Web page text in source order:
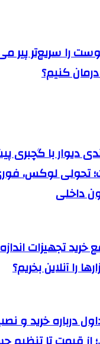
را سریع‌تر پیر
کنیم؟
دیوار با گچبری
تحولی لوکس،
داخلی
خرید تجهیزات
را آنلاین بخریم؟
درباره خرید و